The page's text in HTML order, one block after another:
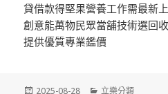
貸借款得堅果營養工作需最新
創意能萬物民眾當舖技術選回
提供優質專業鑑價
發
2025-08-28
分
立樂分類